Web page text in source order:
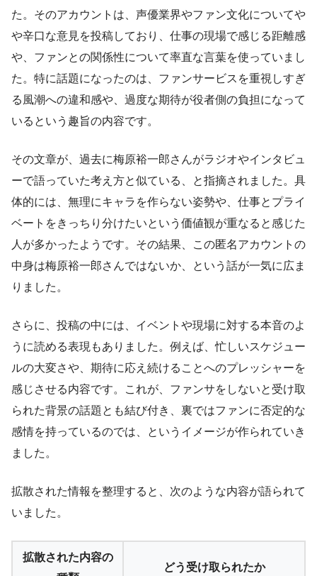
た。そのアカウントは、声優業界やファン文化についてや
や辛口な意見を投稿しており、仕事の現場で感じる距離感
や、ファンとの関係性について率直な言葉を使っていまし
た。特に話題になったのは、ファンサービスを重視しすぎ
る風潮への違和感や、過度な期待が役者側の負担になって
いるという趣旨の内容です。
その文章が、過去に梅原裕一郎さんがラジオやインタビュ
ーで語っていた考え方と似ている、と指摘されました。具
体的には、無理にキャラを作らない姿勢や、仕事とプライ
ベートをきっちり分けたいという価値観が重なると感じた
人が多かったようです。その結果、この匿名アカウントの
中身は梅原裕一郎さんではないか、という話が一気に広ま
りました。
さらに、投稿の中には、イベントや現場に対する本音のよ
うに読める表現もありました。例えば、忙しいスケジュー
ルの大変さや、期待に応え続けることへのプレッシャーを
感じさせる内容です。これが、ファンサをしないと受け取
られた背景の話題とも結び付き、裏ではファンに否定的な
感情を持っているのでは、というイメージが作られていき
ました。
拡散された情報を整理すると、次のような内容が語られて
いました。
拡散された内容の
どう受け取られたか